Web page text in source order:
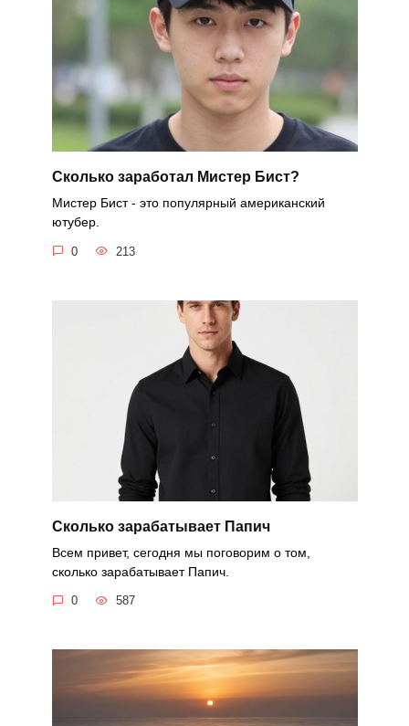
Сколько заработал Мистер Бист?
Мистер Бист - это популярный американский
ютубер.
0 213
Сколько зарабатывает Папич
Всем привет, сегодня мы поговорим о том,
сколько зарабатывает Папич.
0 587